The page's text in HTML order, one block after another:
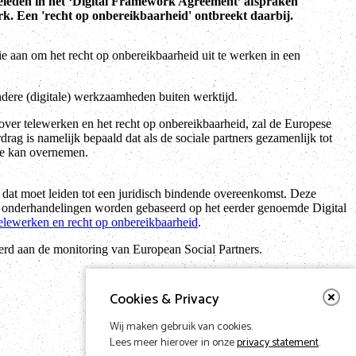
Cookies & Privacy
Wij maken gebruik van cookies.
Lees meer hierover in onzeprivacy statement.
Een 'recht op onbereikbaarheid' ontbreekt daarbij.
aan om het recht op onbereikbaarheid uit te werken in een
(digitale) werkzaamheden buiten werktijd.
telewerken en het recht op onbereikbaarheid, zal de Europese
is namelijk bepaald dat als de sociale partners gezamenlijk tot
kan overnemen.
moet leiden tot een juridisch bindende overeenkomst. Deze
worden gebaseerd op het eerder genoemde Digital
en recht op onbereikbaarheid.
aan de monitoring van European Social Partners.